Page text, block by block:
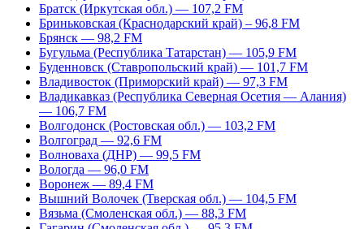
Братск (Иркутская обл.) — 107,2 FM
Бриньковская (Краснодарский край) – 96,8 FM
Брянск — 98,2 FM
Бугульма (Республика Татарстан) — 105,9 FM
Буденновск (Ставропольский край) — 101,7 FM
Владивосток (Приморский край) — 97,3 FM
Владикавказ (Республика Северная Осетия — Алания)
— 106,7 FM
Волгодонск (Ростовская обл.) — 103,2 FM
Волгоград — 92,6 FM
Волноваха (ДНР) — 99,5 FM
Вологда — 96,0 FM
Воронеж — 89,4 FM
Вышний Волочек (Тверская обл.) — 104,5 FM
Вязьма (Смоленская обл.) — 88,3 FM